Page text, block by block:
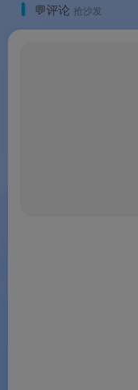
💬评论 抢沙发